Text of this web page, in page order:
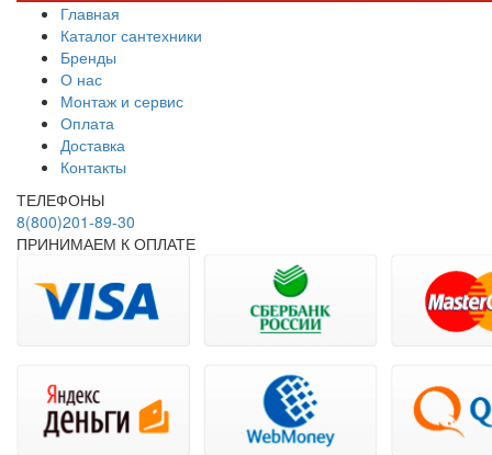
Главная
Каталог сантехники
Бренды
О нас
Монтаж и сервис
Оплата
Доставка
Контакты
ТЕЛЕФОНЫ
8(800)201-89-30
ПРИНИМАЕМ К ОПЛАТЕ